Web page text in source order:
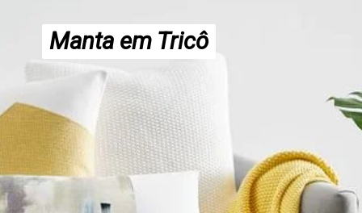
Manta em Tricô
Manta em Tricô